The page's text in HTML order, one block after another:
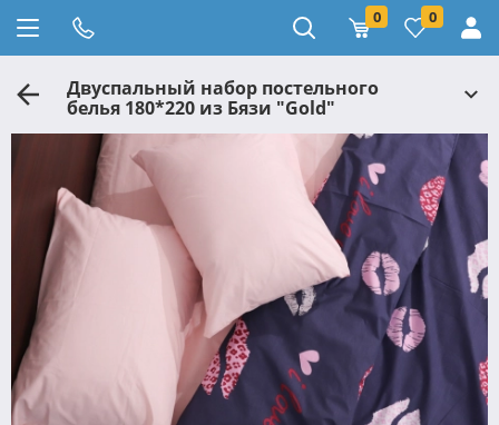
0 0
Двуспальный набор постельного
белья 180*220 из Бязи "Gold"
№151245AB Черешенка™